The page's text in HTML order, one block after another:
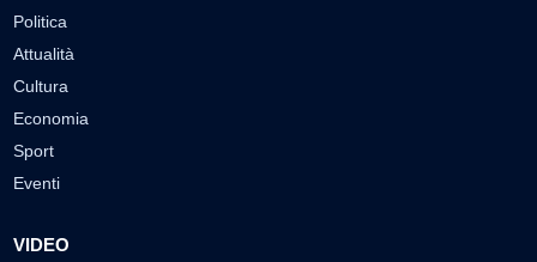
Politica
Attualità
Cultura
Economia
Sport
Eventi
VIDEO